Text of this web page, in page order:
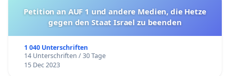
Petition an AUF 1 und andere Medien, die Hetze
gegen den Staat Israel zu beenden
1 040 Unterschriften
14 Unterschriften / 30 Tage
15 Dec 2023